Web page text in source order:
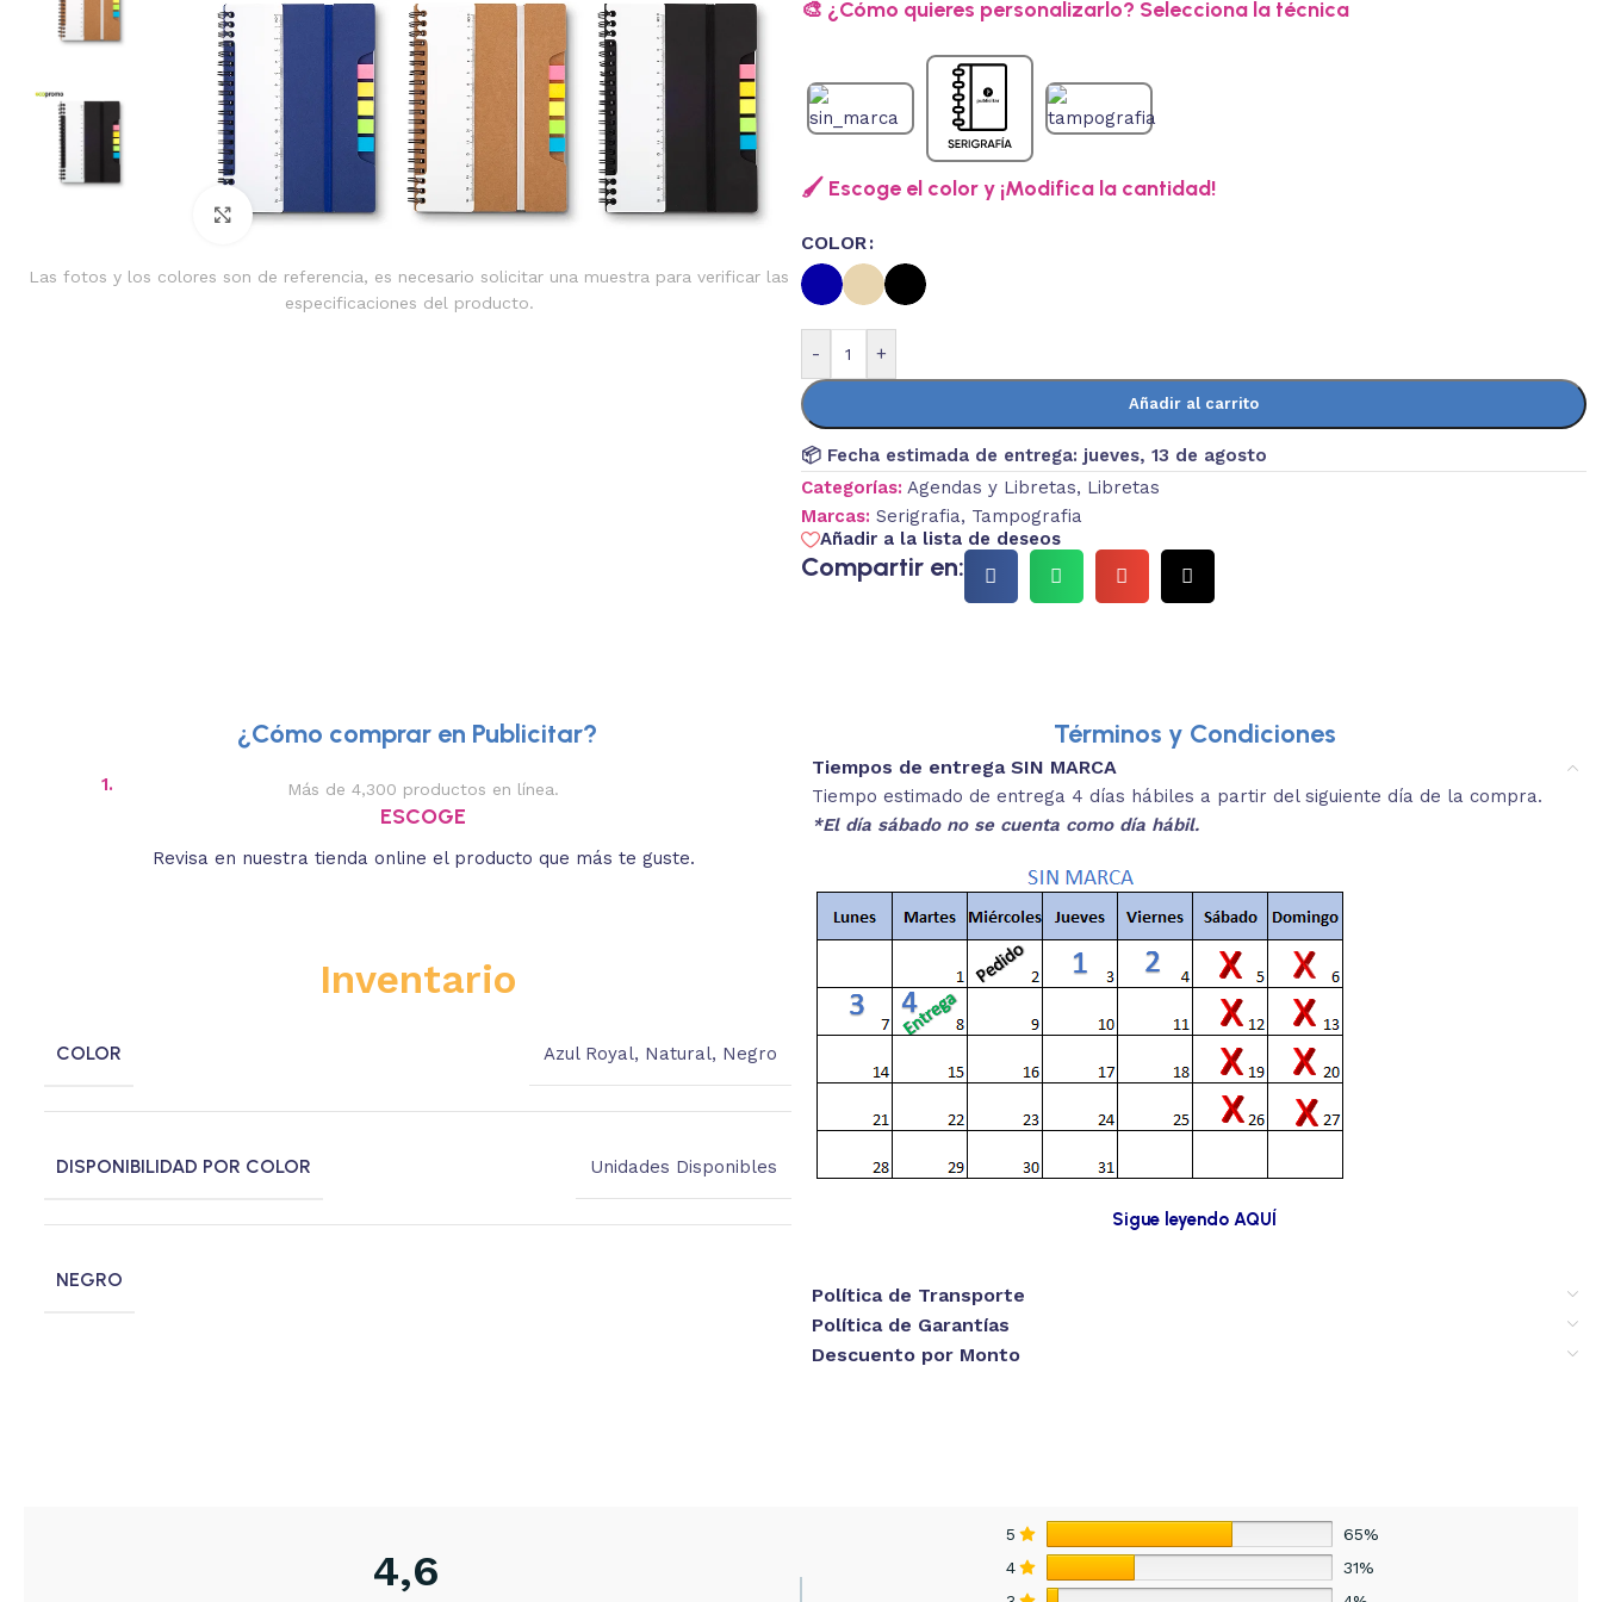
Clic para ampliar
Las fotos y los colores son de referencia, es necesario solicitar una muestra para verificar las
especificaciones del producto.
🎨 ¿Cómo quieres personalizarlo? Selecciona la técnica
🖌️ Escoge el color y ¡Modifica la cantidad!
COLOR
- +
Añadir al carrito
📦 Fecha estimada de entrega: jueves, 13 de agosto
Categorías: Agendas y Libretas, Libretas
Marcas: Serigrafia, Tampografia
Añadir a la lista de deseos
Compartir en:
¿Cómo comprar en Publicitar?
2. Descripciones breves y medidas aproximadas.
REVISA
Lee las especificaciones del producto, que sean acordes a lo que
Colores disponibles con inventario.
SELECCIONA
unidades que necesitas.
4.
Inventario
COLOR Azul Royal, Natural, Negro
DISPONIBILIDAD POR COLOR Unidades Disponibles
NEGRO
Términos y Condiciones
Tiempos de entrega SIN MARCA
Tiempo estimado de entrega 4 días hábiles a partir del siguiente día de la compra.
*El día sábado no se cuenta como día hábil.
Sigue leyendo AQUÍ
Política de Transporte
Política de Garantías
Descuento por Monto
4,6
5
65%
4
31%